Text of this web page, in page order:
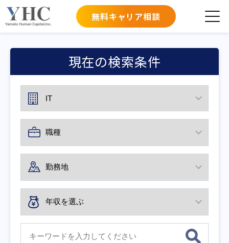
無料キャリア相談
現在の検索条件